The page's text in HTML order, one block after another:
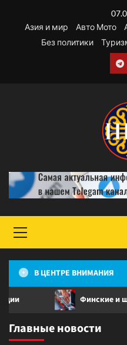
содержимому
Азия и мир
Авто Мото
Без политики
меню
В ЦЕНТРЕ ВНИМАНИЯ
Финские и
Главные новости